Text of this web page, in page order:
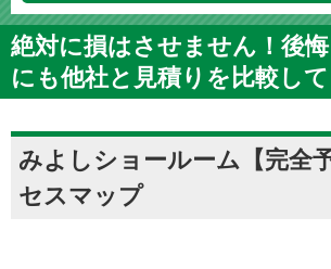
絶対に損はさせません！後
にも他社と見積りを比較して
みよしショールーム【完全
セスマップ